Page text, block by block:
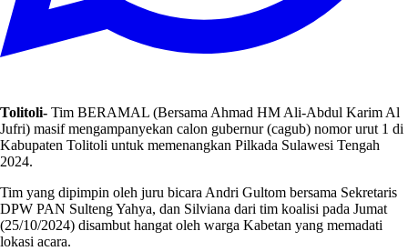
Tolitoli- Tim BERAMAL (Bersama Ahmad HM Ali-Abdul Karim Al
Jufri) masif mengampanyekan calon gubernur (cagub) nomor urut 1 di
Kabupaten Tolitoli untuk memenangkan Pilkada Sulawesi Tengah
2024.
Tim yang dipimpin oleh juru bicara Andri Gultom bersama Sekretaris
DPW PAN Sulteng Yahya, dan Silviana dari tim koalisi pada Jumat
(25/10/2024) disambut hangat oleh warga Kabetan yang memadati
lokasi acara.